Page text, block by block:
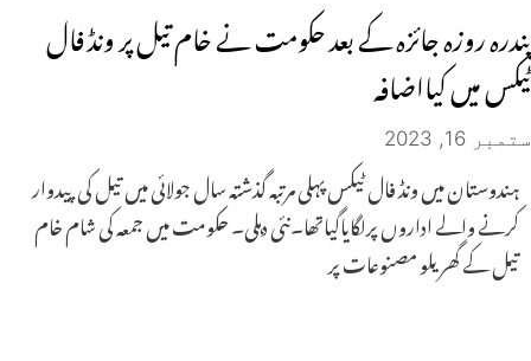
پندرہ روزہ جائزہ کے بعد حکومت نے خام تیل پر ونڈ فال
ٹیکس میں کیااضافہ
ستمبر 16, 2023
ہندوستان میں ونڈ فال ٹیکس پہلی مرتبہ گذشتہ سال جولائی میں تیل کی پیدوار
کرنے والے اداروں پرلگایاگیاتھا۔نئی دہلی۔ حکومت میں جمعہ کی شام خام
تیل کے گھریلو مصنوعات پر